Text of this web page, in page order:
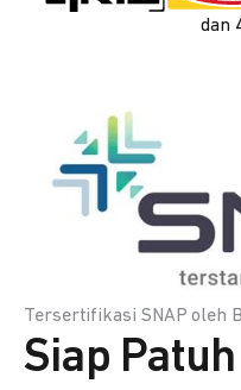
dan
Tersertifikasi SNAP oleh
Siap